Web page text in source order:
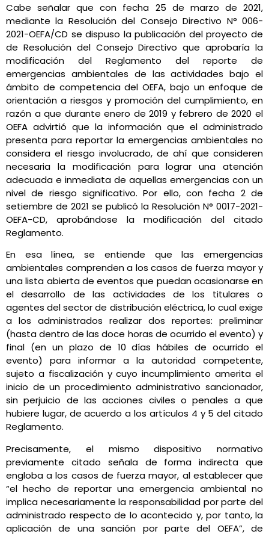
Cabe señalar que con fecha 25 de marzo de 2021,
mediante la Resolución del Consejo Directivo N° 006-
2021-OEFA/CD se dispuso la publicación del proyecto de
de Resolución del Consejo Directivo que aprobaría la
modificación del Reglamento del reporte de
emergencias ambientales de las actividades bajo el
ámbito de competencia del OEFA, bajo un enfoque de
orientación a riesgos y promoción del cumplimiento, en
razón a que durante enero de 2019 y febrero de 2020 el
OEFA advirtió que la información que el administrado
presenta para reportar la emergencias ambientales no
considera el riesgo involucrado, de ahí que consideren
necesaria la modificación para lograr una atención
adecuada e inmediata de aquellas emergencias con un
nivel de riesgo significativo. Por ello, con fecha 2 de
setiembre de 2021 se publicó la Resolución N° 0017-2021-
OEFA-CD, aprobándose la modificación del citado
Reglamento.
En esa línea, se entiende que las emergencias
ambientales comprenden a los casos de fuerza mayor y
una lista abierta de eventos que puedan ocasionarse en
el desarrollo de las actividades de los titulares o
agentes del sector de distribución eléctrica, lo cual exige
a los administrados realizar dos reportes: preliminar
(hasta dentro de las doce horas de ocurrido el evento) y
final (en un plazo de 10 días hábiles de ocurrido el
evento) para informar a la autoridad competente,
sujeto a fiscalización y cuyo incumplimiento amerita el
inicio de un procedimiento administrativo sancionador,
sin perjuicio de las acciones civiles o penales a que
hubiere lugar, de acuerdo a los artículos 4 y 5 del citado
Reglamento.
Precisamente, el mismo dispositivo normativo
previamente citado señala de forma indirecta que
engloba a los casos de fuerza mayor, al establecer que
“el hecho de reportar una emergencia ambiental no
implica necesariamente la responsabilidad por parte del
administrado respecto de lo acontecido y, por tanto, la
aplicación de una sanción por parte del OEFA”, de